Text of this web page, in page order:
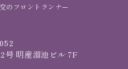
のフロントランナー
号 明産溜池ビル 7F